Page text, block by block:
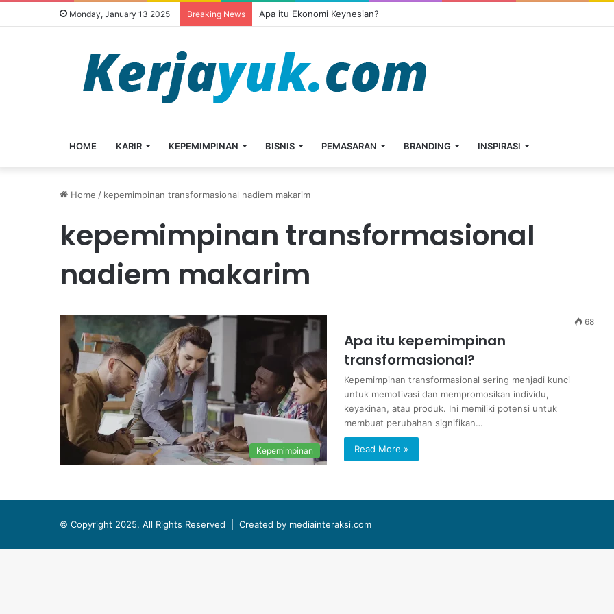
Monday, January 13 2025 Breaking News Apa itu Ekonomi Keynesian?
HOME KARIR KEPEMIMPINAN BISNIS PEMASARAN BRANDING INSPIRASI
Home / kepemimpinan transformasional nadiem makarim
kepemimpinan transformasional
nadiem makarim
Kepemimpinan
68
Apa itu kepemimpinan
transformasional?
Kepemimpinan transformasional sering menjadi kunci
untuk memotivasi dan mempromosikan individu,
keyakinan, atau produk. Ini memiliki potensi untuk
membuat perubahan signifikan…
Read More »
© Copyright 2025, All Rights Reserved | Created by mediainteraksi.com